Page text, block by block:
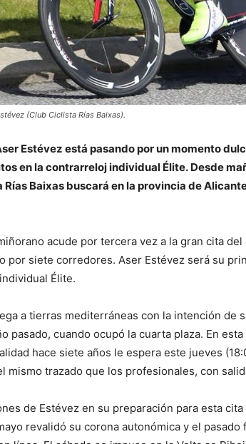
(Club Ciclista Rías Baixas).
Estévez está pasando por un momento
en la contrarreloj individual Élite. Desde
Rías Baixas buscará en la provincia de
acude por tercera vez a la gran cita
por siete corredores. Aser Estévez será su
Élite.
a tierras mediterráneas con la intención de
pasado, cuando ocupó la cuarta plaza. En
hace siete años le espera este jueves
mismo trazado que los profesionales, con
de Estévez en su preparación para esta
revalidó su corona autonómica y el